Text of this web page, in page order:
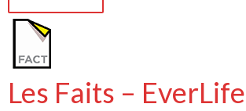
Les Faits –